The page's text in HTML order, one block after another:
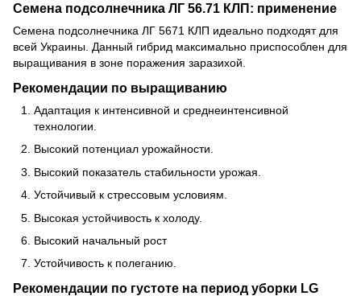
Семена подсолнечника ЛГ 56.71 КЛП: применение
Семена подсолнечника ЛГ 5671 КЛП идеально подходят для
всей Украины. Данный гибрид максимально приспособлен для
выращивания в зоне поражения заразихой.
Рекомендации по выращиванию
Адаптация к интенсивной и среднеинтенсивной
технологии.
Высокий потенциал урожайности.
Высокий показатель стабильности урожая.
Устойчивый к стрессовым условиям.
Высокая устойчивость к холоду.
Высокий начальный рост
Устойчивость к полеганию.
Рекомендации по густоте на период уборки LG